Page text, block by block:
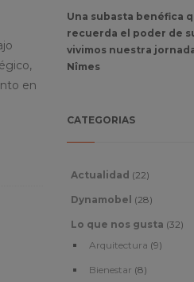
en
Una subasta benéfica
recuerda el poder de
vivimos nuestra
Nîmes
CATEGORIAS
Actualidad (22)
Dynamobel (28)
Lo que nos gusta (32)
Arquitectura (9)
Bienestar (8)